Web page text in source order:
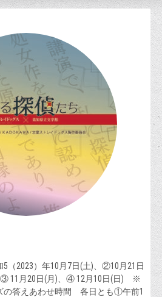
（2023）年10月7日(土)、②10月21日
③ 11月20日(月)、④ 12月10日(日) ※
の答えあわせ時間 各日とも①午前1